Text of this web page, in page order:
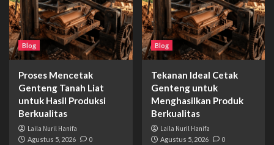
Blog
Proses Mencetak
Genteng Tanah Liat
untuk Hasil Produksi
Berkualitas
Laila Nuril Hanifa
Agustus 5, 2026 0
Blog
Tekanan Ideal Cetak
Genteng untuk
Menghasilkan Produk
Berkualitas
Laila Nuril Hanifa
Agustus 5, 2026 0